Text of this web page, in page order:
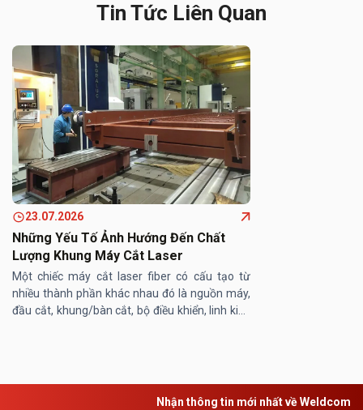
Tin Tức Liên Quan
23.07.2026
Những Yếu Tố Ảnh Hướng Đến Chất
Lượng Khung Máy Cắt Laser
Một chiếc máy cắt laser fiber có cấu tạo từ
nhiều thành phần khác nhau đó là nguồn máy,
đầu cắt, khung/bàn cắt, bộ điều khiển, linh kiện
Nhận thông tin mới nhất về Weldcom